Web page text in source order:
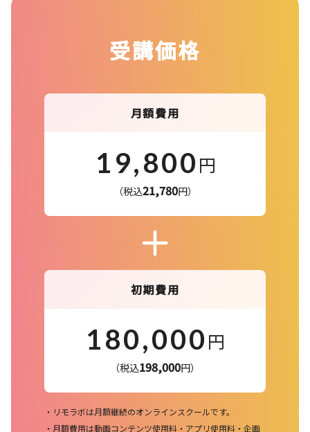
受講価格
月額費用
19,800
21,780
初期費用
180,000
198,000
リモラボは月額継続のオンラインスクールです。
月額費用は動画コンテンツ使用料・アプリ使用料・企画